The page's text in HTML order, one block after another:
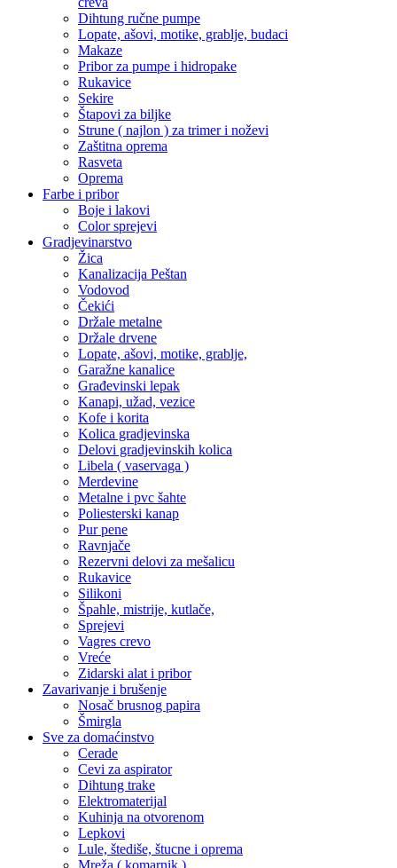
Dihtung ručne pumpe
Lopate, ašovi, motike, grablje, budaci
Makaze
Pribor za pumpe i hidropake
Rukavice
Sekire
Štapovi za biljke
Strune ( najlon ) za trimer i noževi
Zaštitna oprema
Rasveta
Oprema
Farbe i pribor
Boje i lakovi
Color sprejevi
Gradjevinarstvo
Žica
Kanalizacija Peštan
Vodovod
Čekići
Držale metalne
Držale drvene
Lopate, ašovi, motike, grablje,
Garažne kanalice
Građevinski lepak
Kanapi, užad, vezice
Kofe i korita
Kolica gradjevinska
Delovi gradjevinskih kolica
Libela ( vaservaga )
Merdevine
Metalne i pvc šahte
Poliesterski kanap
Pur pene
Ravnjače
Rezervni delovi za mešalicu
Rukavice
Silikoni
Špahle, mistrije, kutlače,
Sprejevi
Vagres crevo
Vreće
Zidarski alat i pribor
Zavarivanje i brušenje
Nosač brusnog papira
Šmirgla
Sve za domaćinstvo
Cerade
Cevi za aspirator
Dihtung trake
Elektromaterijal
Kuhinja na otvorenom
Lepkovi
Lule, štediše, štucne i oprema
Mreža ( komarnik )